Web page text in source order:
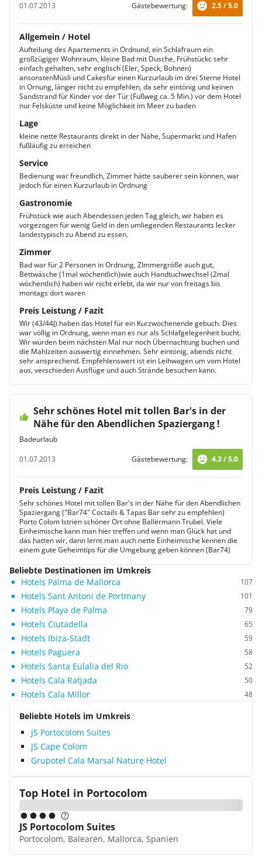
01.07.2013
Gästebewertung: 2.5 / 5.0
Allgemein / Hotel
Aufteilung des Apartements in Ordnund, ein Schlafraum ein
großzügiger Wohnraum, kleine Bad mit Dusche, Frühstückc sehr
einfach gehalten, sehr englisch (EIer, Speck, Bohnen)
ansonstenMüsli und Cakesfür einen Kurzurlaub im drei Sterne Hotel
in Ornung, länger nicht zu empfehlen, da sehr eintönig und keinen
Sandstrand für Kinder vor der Tür (Fußweg ca. 5 Min.) vor dem Hotel
nur Felsküste und keine Möglichkeit im Meer zu baden
Lage
kleine nette Restaurants direkt in der Nähe, Supermarkt und Hafen
fußläufig zu erreichen
Service
Bedienung war freundlich, Zimmer hätte sauberer sein können, war
jedoch für einen Kurzurlaub in Ordnung
Gastronomie
Frühstück wie auch Abendessen jeden Tag gleich, wir haben es
vorgezogen für wenig Geld in den umliegenden Restaurants lecker
landestypisch zu Abend zu essen.
Zimmer
Bad war für 2 Personen in Ordnung, ZImmergröße auch gut,
Bettwäsche (1mal wöchentlich)wie auch Handtuchwechsel (2mal
wöchentlich) haben wir nicht erlebt, da wir nur von freitags bis
montags dort waren
Preis Leistung / Fazit
Wir (43/44J) haben das Hotel für ein Kurzwochenende gebuch. Dies
war völlig in Ordnung, wenn man es nur als Schlafgelegenheit bucht.
Wir würden beim nächsten Mal nur noch Übernachtung buchen und
die Mahlzeiten auswertig einnehmen. Sehr eintönig, abends nicht
sehr ansprechend. Empfehlenswert ist ein Leihwagen um vom Hotel
aus, verschieden Ausflüge und auch Strände besuchen kann.
Sehr schönes Hotel mit tollen Bar's in der
Nähe für den Abendlichen Spaziergang !
Badeurlaub
01.07.2013
Gästebewertung: 4.3 / 5.0
Preis Leistung / Fazit
Sehr schönes Hotel mit tollen Bar's in der Nähe für den Abendlichen
Spaziergang ("Bar74" Coctails & Tapas Bar sehr zu empfehlen)
Porto Colom Istrien schöner Ort ohne Ballermann Trubel. Viele
Einheimische kann man hier treffen und wenn man Glück hat und
das hatten wir, dann lernt man auch nette Einheimische kennen die
einem gute Geheimtips für die Umgebung geben können (Bar74)
Beliebte Destinationen im Umkreis
Hotels Palma de Mallorca
107
Hotels Sant Antoni de Portmany 101
Hotels Playa de Palma 79
Hotels Ciutadella 65
Hotels Ibiza-Stadt 59
Hotels Paguera 58
Hotels Santa Eulalia del Rio 52
Hotels Cala Ratjada 50
Hotels Cala Millor 48
Beliebte Hotels im Umkreis
JS Portocolom Suites
JS Cape Colom
Grupotel Cala Marsal Nature Hotel
Top Hotel in Portocolom
JS Portocolom Suites
Portocolom, Balearen, Mallorca, Spanien